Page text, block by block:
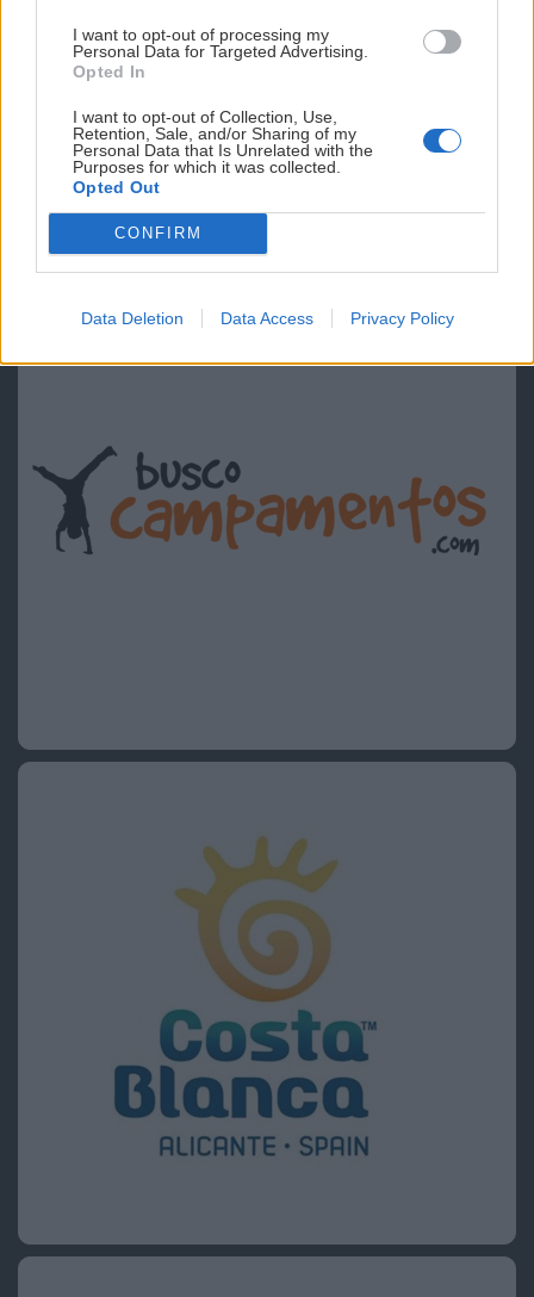
I want to opt-out of processing my
Personal Data for Targeted Advertising.
Opted In
I want to opt-out of Collection, Use,
Retention, Sale, and/or Sharing of my
Personal Data that Is Unrelated with the
Purposes for which it was collected.
Opted Out
CONFIRM
Data Deletion Data Access Privacy Policy